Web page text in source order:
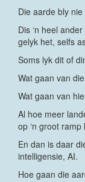
Die aarde bly
Dis ‘n heel
gelyk het, selfs
Soms lyk dit of
Wat gaan van
Wat gaan van
Al hoe meer
op ‘n groot
En dan is daar
intelligensie, AI.
Hoe gaan die